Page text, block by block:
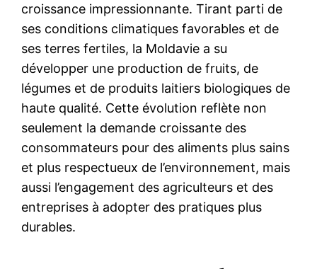
croissance impressionnante. Tirant parti de
ses conditions climatiques favorables et de
ses terres fertiles, la Moldavie a su
développer une production de fruits, de
légumes et de produits laitiers biologiques de
haute qualité. Cette évolution reflète non
seulement la demande croissante des
consommateurs pour des aliments plus sains
et plus respectueux de l’environnement, mais
aussi l’engagement des agriculteurs et des
entreprises à adopter des pratiques plus
durables.